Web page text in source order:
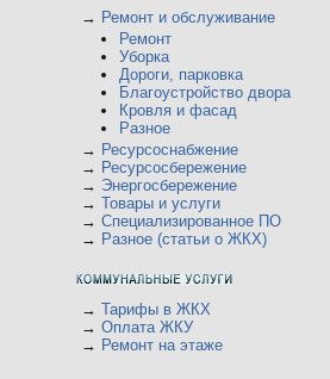
→ Ремонт и обслуживание
Ремонт
Уборка
Дороги, парковка
Благоустройство двора
Кровля и фасад
Разное
→ Ресурсоснабжение
→ Ресурсосбережение
→ Энергосбережение
→ Товары и услуги
→ Специализированное ПО
→ Разное (статьи о ЖКХ)
→ Тарифы в ЖКХ
→ Оплата ЖКУ
→ Ремонт на этаже